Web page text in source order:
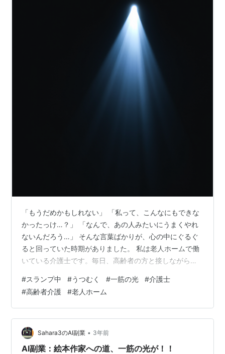
「もうだめかもしれない」 「私って、こんなにもできな
かったっけ…？」 「なんで、あの人みたいにうまくやれ
ないんだろう…」 そんな言葉ばかりが、心の中にぐるぐ
ると回っていた時期がありました。 私は老人ホームで働
いている介護士です。毎日、高齢者の方と接しながら、
でもどんなに経験を重ねても、「心がついていかない」
時期というのは、どうしてもあるものです。 うまく動け
ない。気持ちが沈む。失敗が増える。周囲の視線ばかり
が気になって、自分を責めてばかり…。 これは、数か月
前の私の姿そのものでした。 「スランプ」という名の、
出口のないトンネル 人は誰しも、調…
#スランプ中 #うつむく #一筋の光 #介護士
#高齢者介護 #老人ホーム
Sahara3のAI副業 • 3年前
AI副業：絵本作家への道、一筋の光が！！